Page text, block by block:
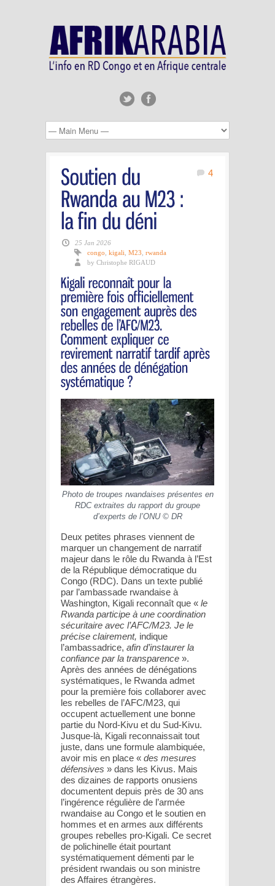
4
25 Jan 2026
congo kigali M23 rwanda
by Christophe RIGAUD
Photo de troupes rwandaises présentes en
RDC extraites du rapport du groupe
d’experts de l’ONU © DR
Deux petites phrases viennent de
marquer un changement de narratif
majeur dans le rôle du Rwanda à l’Est
de la République démocratique du
Congo (RDC). Dans un texte publié
par l’ambassade rwandaise à
Washington, Kigali reconnaît que « le
Rwanda participe à une coordination
sécuritaire avec l’AFC/M23. Je le
précise clairement, indique
l’ambassadrice, afin d’instaurer la
confiance par la transparence ».
Après des années de dénégations
systématiques, le Rwanda admet
pour la première fois collaborer avec
les rebelles de l’AFC/M23, qui
occupent actuellement une bonne
partie du Nord-Kivu et du Sud-Kivu.
Jusque-là, Kigali reconnaissait tout
juste, dans une formule alambiquée,
avoir mis en place « des mesures
défensives » dans les Kivus. Mais
des dizaines de rapports onusiens
documentent depuis près de 30 ans
l’ingérence régulière de l’armée
rwandaise au Congo et le soutien en
hommes et en armes aux différents
groupes rebelles pro-Kigali. Ce secret
de polichinelle était pourtant
systématiquement démenti par le
président rwandais ou son ministre
des Affaires étrangères.